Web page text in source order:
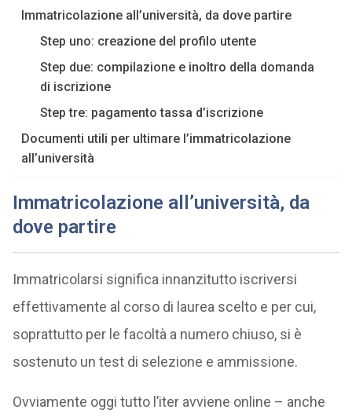
Immatricolazione all’università, da dove partire
Step uno: creazione del profilo utente
Step due: compilazione e inoltro della domanda
di iscrizione
Step tre: pagamento tassa d’iscrizione
Documenti utili per ultimare l’immatricolazione
all’università
Immatricolazione all’università, da
dove partire
Immatricolarsi significa innanzitutto iscriversi
effettivamente al corso di laurea scelto e per cui,
soprattutto per le facoltà a numero chiuso, si è
sostenuto un test di selezione e ammissione.
Ovviamente oggi tutto l’iter avviene online – anche